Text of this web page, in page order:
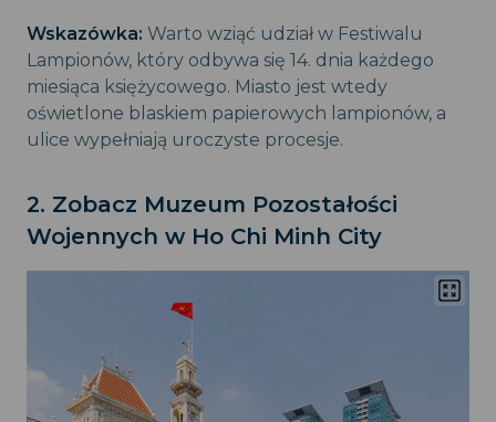
Wskazówka: Warto wziąć udział w Festiwalu
Lampionów, który odbywa się 14. dnia każdego
miesiąca księżycowego. Miasto jest wtedy
oświetlone blaskiem papierowych lampionów, a
ulice wypełniają uroczyste procesje.
2. Zobacz Muzeum Pozostałości
Wojennych w Ho Chi Minh City